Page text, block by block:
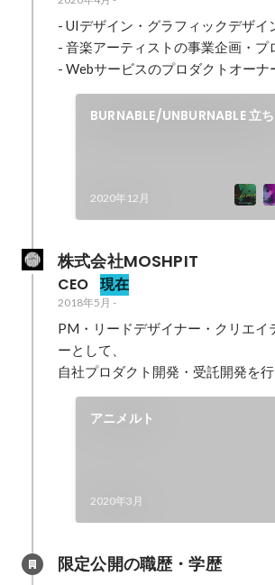
- UIデザイン・グラフィックデザイ
- 音楽アーティストの事業企画・プ
- Webサービスのプロダクトオーナ
BURNABLE/UNBURNABLE 立ち
2020年12月
株式会社MOSHPIT
CEO 現在
2018年5月 -
PM・リードデザイナー・クリエイ
ーとして、
自社プロダクト開発・受託開発を行
アニメルト
2020年3月
限定公開の職歴・学歴